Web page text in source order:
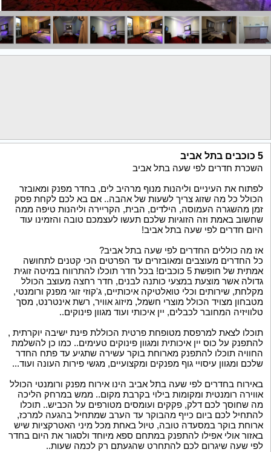
5 כוכבים בתל אביב
השכרת חדרים לפי שעה בתל אביב
לפתוח את העיניים וליהנות מנוף מרהיב לים, בחדר מפנק ומאובזר
הכולל כל מה שזוג צריך לשעות של אהבה.. אם בא לכם לקחת פסק
זמן מהשגרה העמוסה, הילדים, הבית, הקריירה וליהנות טיפה ממה
שחשוב באמת וזה הזוגיות שלכם תעשו לעצמכם טובה והזמינו עוד
היום חדרים לפי שעה בתל אביב!
אז מה כוללים החדרים לפי שעה בתל אביב?
כל החדרים מעוצבים ומאובזרים עד הפרטים הכי קטנים לתחושה
אמתית של חופשת 5 כוכבים! בכל חדר תוכלו להתרווח במיטה זוגית
גדולה אשר מוצעת במצעי כותנה לבנים, חדר רחצה מעוצב הכולל
מקלחת, שירותים וכלי טואלטיקה איכותיים, ג'קוזי זוגי מפנק ורומנטי,
מטבחון מצויד הכולל מוצרי חשמל, מיזוג אוויר, רשת אינטרנט, מסך
טלוויזיה המחובר לכבלים, יין איכותי ועוד מגוון פינוקים..
תוכלו לצאת למרפסת מטופחת פרטית הכוללת פינת ישיבה יוקרתית ,
להתפנק על כוס יין איכותית ומגוון פינוקים טעימים.. כמו כן להשלמת
החוויה תוכלו להתפנק מארוחת בוקר עשירה שתגיע עד פתח החדר
שלכם ומגוון עיסויי גוף מפנקים ומקצועיים, מגשי פירות העונה ועוד...
באירוח בחדרים לפי שעה בתל אביב הינו אירוח מפנק ורומנטי הכולל
אווירה רומנטית ומקומות בילוי בקרבת מקום.. ממש במרחק הליכה
מה שחוסך לכם דלק, פקקים ועומסים מטורפים על הכביש.. תוכלו
להתחיל לכם ביום כייף מהבוקר עד הערב שמתחיל בהגעה למרכז,
ארוחת בוקר במסעדה טובה, טיול באחת מכל מיני האטרקציות שיש
באזור אולי אפילו להתפנק במתחם ספא מיוחד ולסגור את היום בחדר
לפי שעה שיגרום לכם להתחרט שהגעתם רק לכמה שעות..